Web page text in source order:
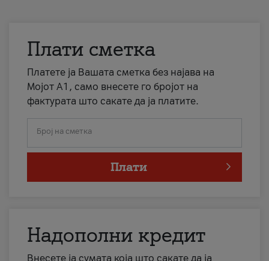
Плати сметка
Платете ја Вашата сметка без најава на
Мојот А1, само внесете го бројот на
фактурата што сакате да ја платите.
Број на сметка
Плати
Надополни кредит
Внесете ја сумата која што сакате да ја